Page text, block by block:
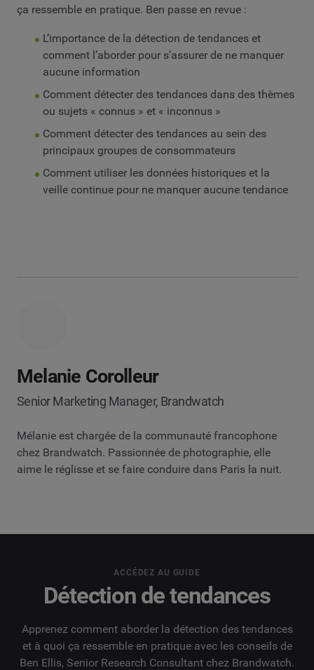
ça ressemble en pratique. Ben passe en revue :
L’importance de la détection de tendances et
comment l’aborder pour s’assurer de ne manquer
aucune information
Comment détecter des tendances dans des thèmes
ou sujets « connus » et « inconnus »
Comment détecter des tendances au sein des
principaux groupes de consommateurs
Comment utiliser les données historiques et la
veille continue pour ne manquer aucune tendance
Melanie Corolleur
Senior Marketing Manager, Brandwatch
Mélanie est chargée de la communauté francophone
chez Brandwatch. Passionnée de photographie, elle
aime le réglisse et se faire conduire dans Paris la nuit.
ACCÉDEZ AU GUIDE
Détection de tendances
Apprenez comment aborder la détection des tendances
et à quoi ça ressemble en pratique avec les conseils de
Ben Ellis, Senior Research Consultant chez Brandwatch.